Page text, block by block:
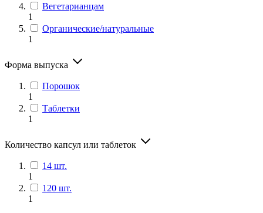
Вегетарианцам
1
Органические/натуральные
1
Форма выпуска
Порошок
1
Таблетки
1
Количество капсул или таблеток
14 шт.
1
120 шт.
1